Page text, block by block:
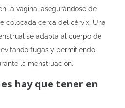
la vagina, asegurándose de
colocada cerca del cérvix. Una
se adapta al cuerpo de
fugas y permitiendo
la menstruación.
hay que tener en